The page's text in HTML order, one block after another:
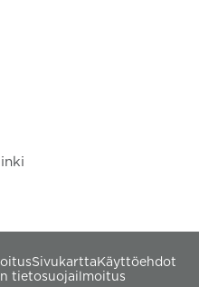
Sivukartta Käyttöehdot
tietosuojailmoitus